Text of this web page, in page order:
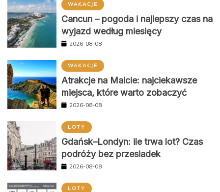
WAKACJE
Cancun – pogoda i najlepszy czas na
wyjazd według miesięcy
2026-08-08
WAKACJE
Atrakcje na Malcie: najciekawsze
miejsca, które warto zobaczyć
2026-08-08
LOTY
Gdańsk–Londyn: ile trwa lot? Czas
podróży bez przesiadek
2026-08-08
LOTY